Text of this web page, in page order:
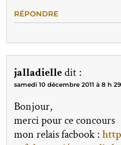
RÉPONDRE
jalladielledit :
samedi 10 décembre 2011 à 8 h
Bonjour,
merci pour ce concours
mon relais facbook :